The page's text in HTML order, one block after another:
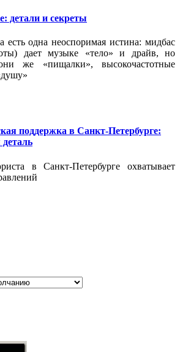
детали и секреты
есть одна неоспоримая истина: мидбас
дает музыке «тело» и драйв, но
же «пищалки», высокочастотные
поддержка в Санкт-Петербурге:
в Санкт-Петербурге охватывает